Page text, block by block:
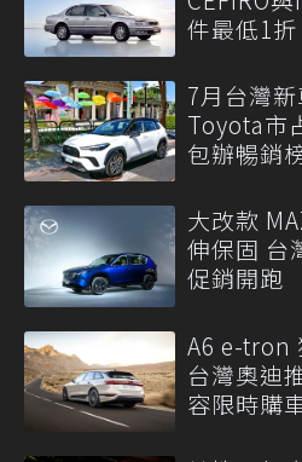
件最低1折
7月台灣
Toyota市
包辦暢銷
大改款
伸保固 台
促銷開跑
A6 e-tron
台灣奧迪
容限時購